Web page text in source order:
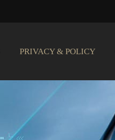
PRIVACY & POLICY